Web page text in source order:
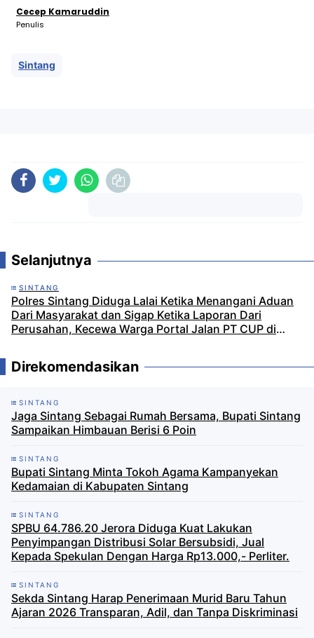
Cecep Kamaruddin
Penulis
Sintang
Selanjutnya
SINTANG
Polres Sintang Diduga Lalai Ketika Menangani Aduan
Dari Masyarakat dan Sigap Ketika Laporan Dari
Perusahan, Kecewa Warga Portal Jalan PT CUP di
Direkomendasikan
SINTANG
Jaga Sintang Sebagai Rumah Bersama, Bupati Sintang
Sampaikan Himbauan Berisi 6 Poin
SINTANG
Bupati Sintang Minta Tokoh Agama Kampanyekan
Kedamaian di Kabupaten Sintang
SINTANG
SPBU 64.786.20 Jerora Diduga Kuat Lakukan
Penyimpangan Distribusi Solar Bersubsidi, Jual
Kepada Spekulan Dengan Harga Rp13.000,- Perliter.
SINTANG
Sekda Sintang Harap Penerimaan Murid Baru Tahun
Ajaran 2026 Transparan, Adil, dan Tanpa Diskriminasi